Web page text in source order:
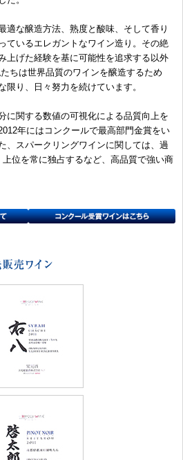
適な醸造方法、熟度と酸味、そして香り
ているエレガントなワイン造り。その絶
上げた経験を基に可能性を追求する以外
ちは世界品質のワインを醸造するため
限り、日々努力を続けています。
に関する数値の可視化による品質向上を
年にはコンクールで最高部門金賞をい
、スパークリングワインに関しては、過
位を常に独占するなど、高品質で強い商